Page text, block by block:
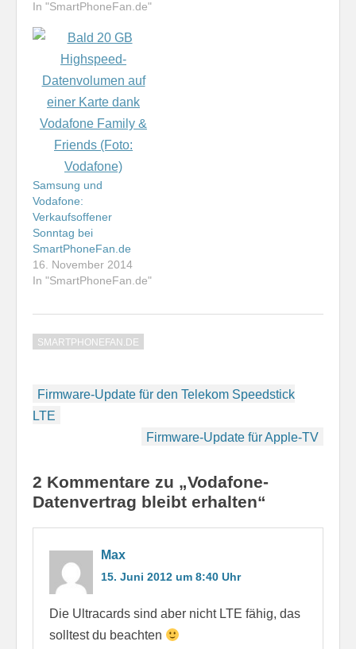
experimentiert. Das
Menge neue
Erkentnisse mit sich,
aber geht natürlich
auch ins Geld. Ich habe
mich nun entschlossen,
mich auf die für mich
wesentlichen Endgeräte
und Verträge zu
konzentrieren. Als…
In "SmartPhoneFan.de"
Samsung und
Vodafone:
Verkaufsoffener
Sonntag bei
SmartPhoneFan.de
16. November 2014
In "SmartPhoneFan.de"
SMARTPHONEFAN.DE
Beitragsnavigation
Firmware-Update für den Telekom Speedstick
LTE
Firmware-Update für Apple-TV
2 Kommentare zu „Vodafone-
Datenvertrag bleibt erhalten“
Max
15. Juni 2012 um 8:40 Uhr
Die Ultracards sind aber nicht LTE fähig, das
solltest du beachten